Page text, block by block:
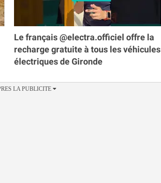
Le français @electra.officiel offre la
recharge gratuite à tous les véhicules
électriques de Gironde